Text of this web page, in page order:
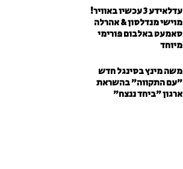
עדלאידע 3 עכשיו באוויר!
מוישי מנדלסון & אהרלה
סאמעט באלבום פורימי
מיוחד
משה מינץ בסינגל חדש
״עם התקווה״ בהשראת
ארגון "ביחד ננצח"